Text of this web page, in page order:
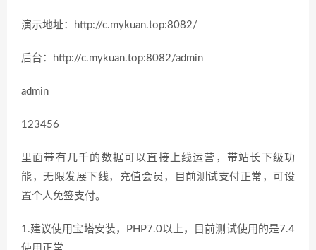
演示地址：http://c.mykuan.top:8082/
后台：http://c.mykuan.top:8082/admin
admin
123456
里面带有几千的数据可以直接上线运营，带站长下级功
能，无限发展下线，充值会员，目前测试支付正常，可设
置个人免签支付。
1.建议使用宝塔安装，PHP7.0以上，目前测试使用的是7.4